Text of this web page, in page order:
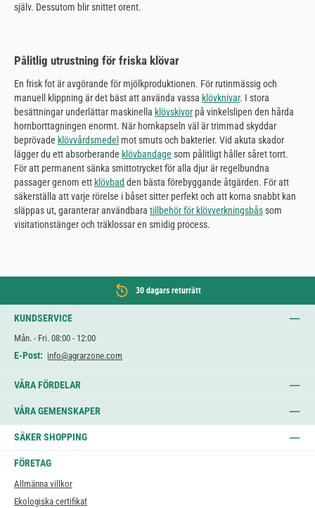
själv. Dessutom blir snittet orent.
Pålitlig utrustning för friska klövar
En frisk fot är avgörande för mjölkproduktionen. För rutinmässig och
manuell klippning är det bäst att använda vassa klövknivar. I stora
besättningar underlättar maskinella klövskivor på vinkelslipen den hårda
hornborttagningen enormt. När hornkapseln väl är trimmad skyddar
beprövade klövvårdsmedel mot smuts och bakterier. Vid akuta skador
lägger du ett absorberande klövbandage som pålitligt håller såret torrt.
För att permanent sänka smittotrycket för alla djur är regelbundna
passager genom ett klövbad den bästa förebyggande åtgärden. För att
säkerställa att varje rörelse i båset sitter perfekt och att korna snabbt kan
släppas ut, garanterar användbara tillbehör för klövverkningsbåssom
visitationstänger och träklossar en smidig process.
30 dagars returrätt
KUNDSERVICE
Mån. - Fri. 08:00 - 12:00
E-Post: info@agrarzone.com
VÅRA FÖRDELAR
VÅRA GEMENSKAPER
SÄKER SHOPPING
FÖRETAG
Allmänna villkor
Ekologiska certifikat